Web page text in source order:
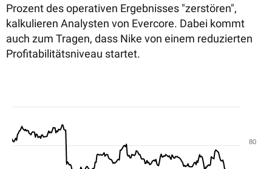
Prozent des operativen Ergebnisses "zerstören",
kalkulieren Analysten von Evercore. Dabei kommt
auch zum Tragen, dass Nike von einem reduzierten
Profitabilitätsniveau startet.
80